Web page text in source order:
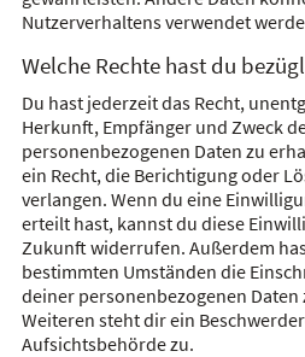
Nutzerverhaltens verwendet
Welche Rechte hast du
Du hast jederzeit das Recht,
Herkunft, Empfänger und Zweck
personenbezogenen Daten zu
ein Recht, die Berichtigung oder
verlangen. Wenn du eine
erteilt hast, kannst du diese
Zukunft widerrufen. Außerdem
bestimmten Umständen die
deiner personenbezogenen Daten
Weiteren steht dir ein
Aufsichtsbehörde zu.